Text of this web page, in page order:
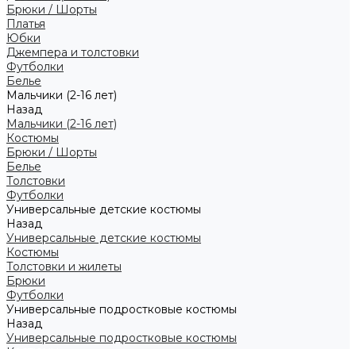
Брюки / Шорты
Платья
Юбки
Джемпера и толстовки
Футболки
Белье
Мальчики (2-16 лет)
Назад
Мальчики (2-16 лет)
Костюмы
Брюки / Шорты
Белье
Толстовки
Футболки
Универсальные детские костюмы
Назад
Универсальные детские костюмы
Костюмы
Толстовки и жилеты
Брюки
Футболки
Универсальные подростковые костюмы
Назад
Универсальные подростковые костюмы